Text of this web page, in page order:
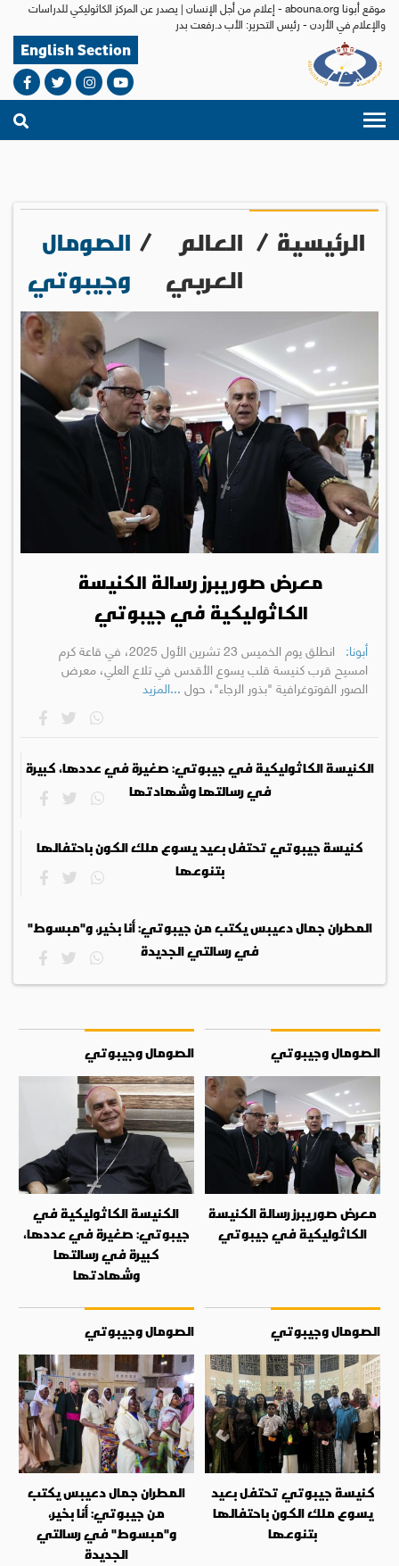
موقع أبونا abouna.org - إعلام من أجل الإنسان | يصدر عن المركز الكاثوليكي للدراسات
والإعلام في الأردن - رئيس التحرير: الأب د.رفعت بدر
English Section
الرئيسية / العالم
العربي
/ الصومال
وجيبوتي
معرض صور يبرز رسالة الكنيسة
الكاثوليكية في جيبوتي
أبونا:
انطلق يوم الخميس 23 تشرين الأول 2025، في قاعة كرم
امسيح قرب كنيسة قلب يسوع الأقدس في تلاع العلي، معرض
الصور الفوتوغرافية "بذور الرجاء"، حول ...المزيد
الكنيسة الكاثوليكية في جيبوتي: صغيرة في عددها، كبيرة
في رسالتها وشهادتها
كنيسة جيبوتي تحتفل بعيد يسوع ملك الكون باحتفالها
بتنوعها
المطران جمال دعيبس يكتب من جيبوتي: أنا بخير، و"مبسوط"
في رسالتي الجديدة
الصومال وجيبوتي
معرض صور يبرز رسالة الكنيسة
الكاثوليكية في جيبوتي
الصومال وجيبوتي
الكنيسة الكاثوليكية في
جيبوتي: صغيرة في عددها،
كبيرة في رسالتها
وشهادتها
الصومال وجيبوتي
كنيسة جيبوتي تحتفل بعيد
يسوع ملك الكون باحتفالها
بتنوعها
الصومال وجيبوتي
المطران جمال دعيبس يكتب
من جيبوتي: أنا بخير،
و"مبسوط" في رسالتي
الجديدة